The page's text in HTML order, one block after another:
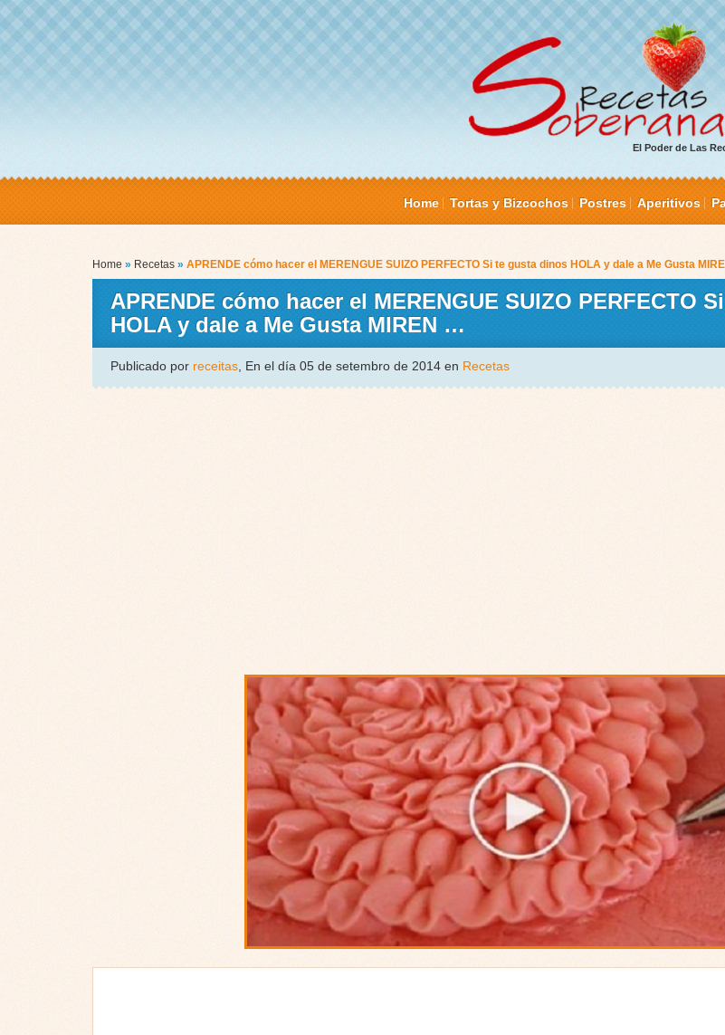
El Poder de Las
Home Tortas y Bizcochos Postres Aperitivos
Home » Recetas » APRENDE cómo hacer el MERENGUE SUIZO PERFECTO Si te gusta dinos HOLA y dale a Me Gusta
APRENDE cómo hacer el MERENGUE SUIZO PERFECTO
HOLA y dale a Me Gusta MIREN …
Publicado por receitas , En el día 05 de setembro de 2014 en Recetas